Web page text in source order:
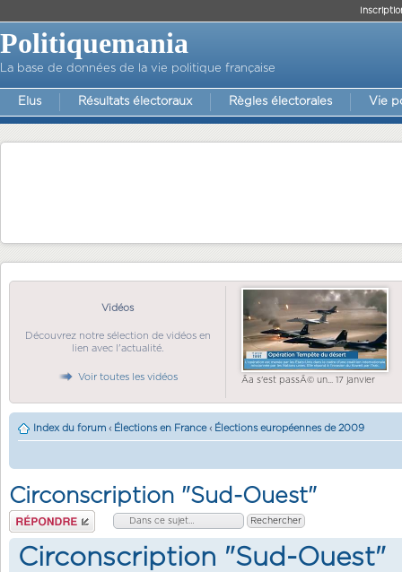
Politiquemania
La base de données de la vie politique française
Elus Résultats électoraux Règles électorales Vie
Vidéos
Découvrez notre sélection de vidéos en
lien avec l'actualité.
Voir toutes les vidéos Ãa s'est passÃ© un... 17 janvier
Index du forum ‹ Élections en France ‹ Élections européennes de 2009
Circonscription "Sud-Ouest"
Répondre
Circonscription "Sud-Ouest"